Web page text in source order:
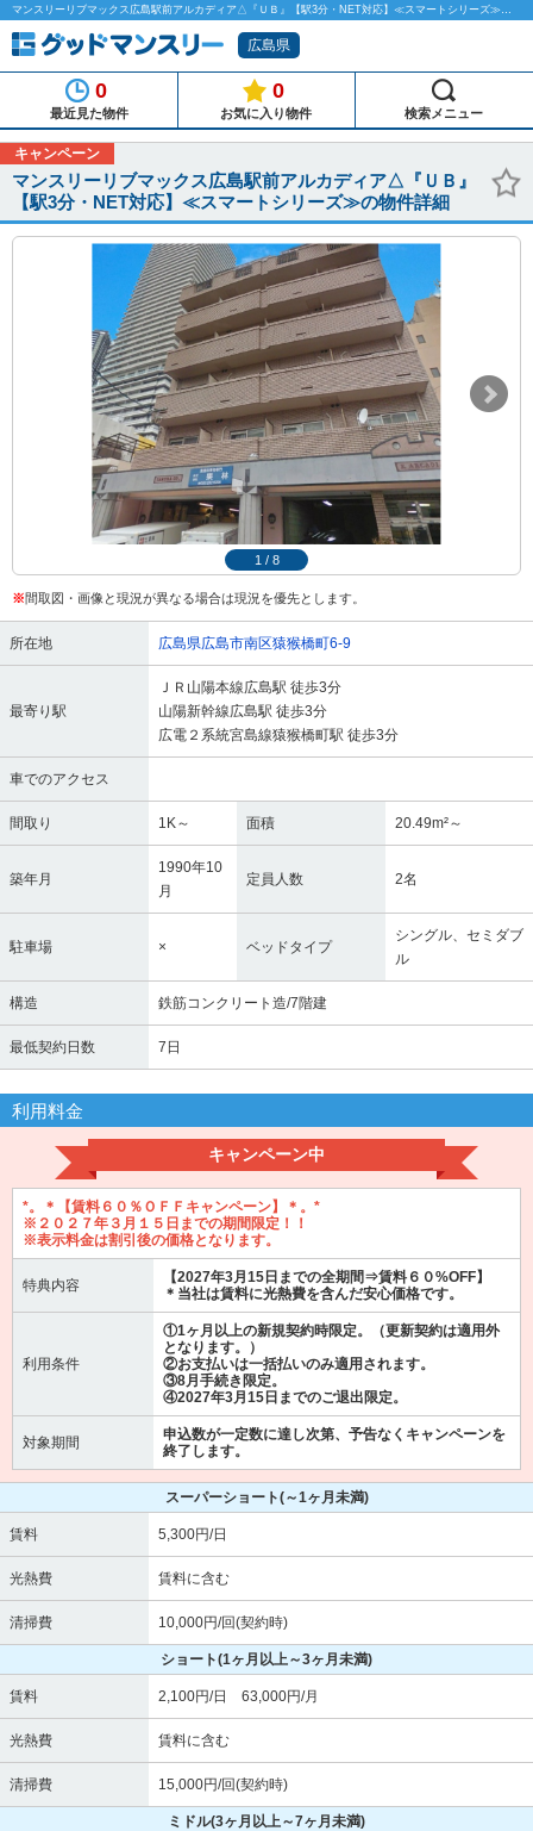
マンスリーリブマックス広島駅前アルカディア△『ＵＢ』【駅3分・NET対応】≪スマートシリーズ≫のマンスリーマンション物件詳細「グッドマンスリー」
広島県
0
最近見た物件
0
お気に入り物件 検索メニュー
キャンペーン
マンスリーリブマックス広島駅前アルカディア△『ＵＢ』
【駅3分・NET対応】≪スマートシリーズ≫の物件詳細
1 / 8
※間取図・画像と現況が異なる場合は現況を優先とします。
所在地 広島県広島市南区猿猴橋町6-9
最寄り駅
ＪＲ山陽本線広島駅 徒歩3分
山陽新幹線広島駅 徒歩3分
広電２系統宮島線猿猴橋町駅 徒歩3分
車でのアクセス
間取り 1K～ 面積 20.49m²～
築年月
1990年10
月
定員人数 2名
駐車場 × ベッドタイプ
シングル、セミダブ
ル
構造 鉄筋コンクリート造/7階建
最低契約日数 7日
利用料金
キャンペーン中
*。＊【賃料６０％ＯＦＦキャンペーン】＊。*
※２０２７年３月１５日までの期間限定！！
※表示料金は割引後の価格となります。
特典内容
【2027年3月15日までの全期間⇒賃料６０%OFF】
＊当社は賃料に光熱費を含んだ安心価格です。
利用条件
①1ヶ月以上の新規契約時限定。（更新契約は適用外
となります。）
②お支払いは一括払いのみ適用されます。
③8月手続き限定。
④2027年3月15日までのご退出限定。
対象期間
申込数が一定数に達し次第、予告なくキャンペーンを
終了します。
スーパーショート(～1ヶ月未満)
賃料 5,300円/日
光熱費 賃料に含む
清掃費 10,000円/回(契約時)
ショート(1ヶ月以上～3ヶ月未満)
賃料 2,100円/日 63,000円/月
光熱費 賃料に含む
清掃費 15,000円/回(契約時)
ミドル(3ヶ月以上～7ヶ月未満)